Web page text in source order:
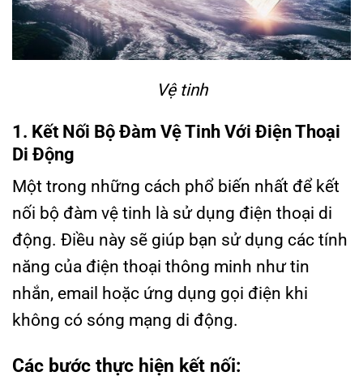
Vệ tinh
1. Kết Nối Bộ Đàm Vệ Tinh Với Điện Thoại
Di Động
Một trong những cách phổ biến nhất để kết
nối bộ đàm vệ tinh là sử dụng điện thoại di
động. Điều này sẽ giúp bạn sử dụng các tính
năng của điện thoại thông minh như tin
nhắn, email hoặc ứng dụng gọi điện khi
không có sóng mạng di động.
Các bước thực hiện kết nối: